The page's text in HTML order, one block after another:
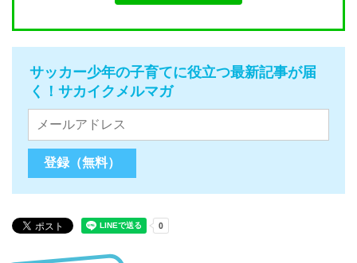
サッカー少年の子育てに役立つ最新記事が届
く！サカイクメルマガ